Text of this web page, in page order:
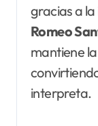
gracias a
Romeo
mantiene
interpreta.